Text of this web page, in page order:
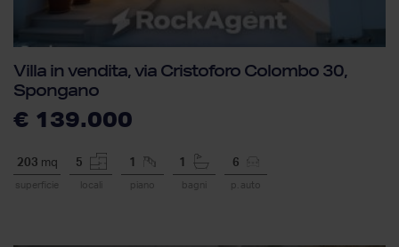
Villa in vendita, via Cristoforo Colombo 30,
Spongano
€ 139.000
203 mq
superficie
5
locali
1
piano
1
bagni
6
p. auto